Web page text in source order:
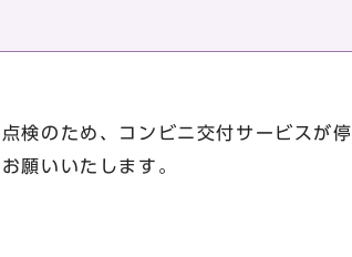
検のため、コンビニ交付サービスが停
願いいたします。